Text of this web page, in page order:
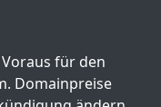
für den
Domainpreise